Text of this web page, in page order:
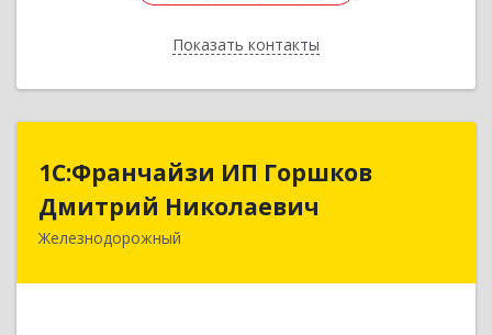
Показать контакты
Назад
1С:Франчайзи ИП Горшков
Дмитрий Николаевич
Железнодорожный
1С:Франчайзи ИП Горшков
Дмитрий Николаевич
143980, Московская обл, Железнодорожный г,